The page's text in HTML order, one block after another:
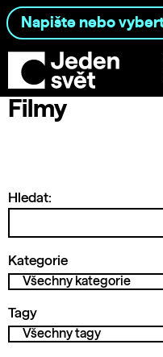
Filmy
Hledat:
Kategorie
Tagy